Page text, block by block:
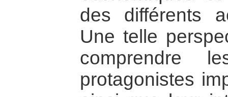
des différents
Une telle
comprendre
protagonistes